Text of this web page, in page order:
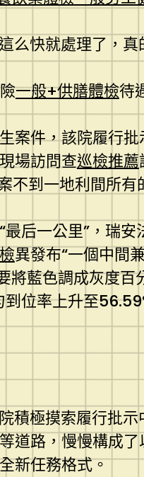
么快就處理了，
一般+供膳體檢待
案件，該院履行
場訪問查巡檢推薦
不到一地利間所有
后一公里”，瑞
異發布“一個中間
將藍色調成灰度
位率上升至
院積極摸索履行
道路，慢慢構成
新任務格式。